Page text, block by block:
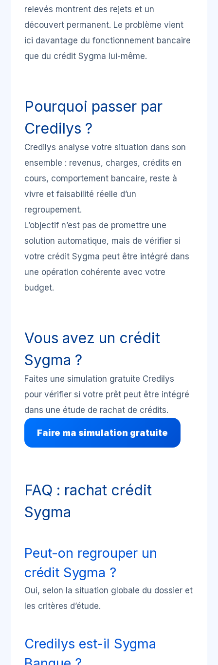
relevés montrent des rejets et un
découvert permanent. Le problème vient
ici davantage du fonctionnement bancaire
que du crédit Sygma lui-même.
Pourquoi passer par
Credilys ?
Credilys analyse votre situation dans son
ensemble : revenus, charges, crédits en
cours, comportement bancaire, reste à
vivre et faisabilité réelle d’un
regroupement.
L’objectif n’est pas de promettre une
solution automatique, mais de vérifier si
votre crédit Sygma peut être intégré dans
une opération cohérente avec votre
budget.
Vous avez un crédit
Sygma ?
Faites une simulation gratuite Credilys
pour vérifier si votre prêt peut être intégré
dans une étude de rachat de crédits.
Faire ma simulation gratuite
FAQ : rachat crédit
Sygma
Peut-on regrouper un
crédit Sygma ?
Oui, selon la situation globale du dossier et
les critères d’étude.
Credilys est-il Sygma